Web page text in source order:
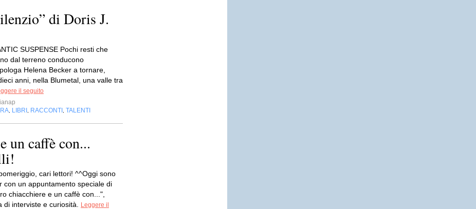
di Doris J.
SUSPENSE Pochi resti che
dal terreno conducono
Helena Becker a tornare,
anni, nella Blumetal, una valle tra
il seguito
LIBRI RACCONTI TALENTI
un caffè con...
cari lettori! ^^Oggi sono
con un appuntamento speciale di
chiacchiere e un caffè con...",
di interviste e curiosità.
Leggere il